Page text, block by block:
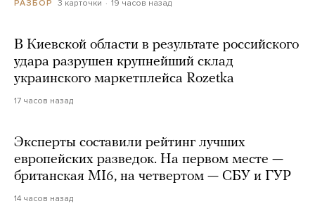
РАЗБОР 3 карточки 19 часов назад
В Киевской области в результате российского
удара разрушен крупнейший склад
украинского маркетплейса Rozetka
17 часов назад
Эксперты составили рейтинг лучших
европейских разведок. На первом месте —
британская MI6, на четвертом — СБУ и ГУР
14 часов назад